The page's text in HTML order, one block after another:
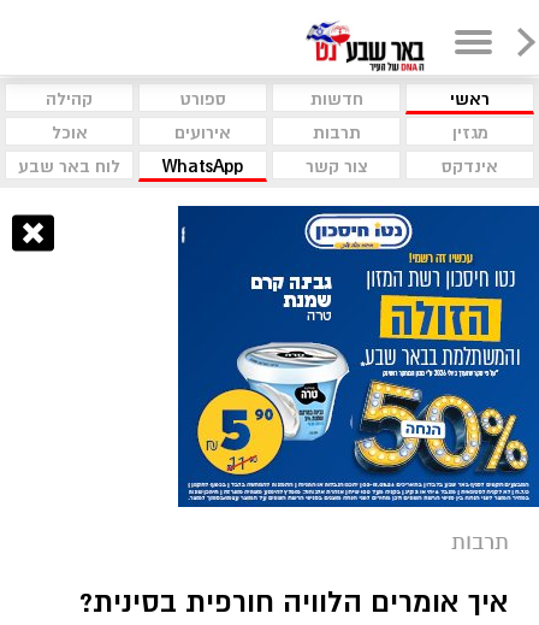
ראשי חדשות ספורט
קהילה
מגזין
תרבות אירועים
אוכל
אינדקס
צור קשר WhatsApp לוח באר שבע
תרבות
איך אומרים הלוויה חורפית בסינית?